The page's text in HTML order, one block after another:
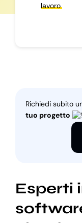
lavoro
Richiedi subito
tuo progetto
Esperti